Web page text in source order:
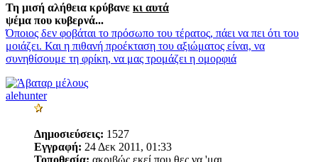
Τη μισή αλήθεια κρύβανε κι αυτά
ψέμα που κυβερνά...
Όποιος δεν φοβάται το πρόσωπο του τέρατος, πάει να πει ότι του
μοιάζει. Και η πιθανή προέκταση του αξιώματος είναι, να
συνηθίσουμε τη φρίκη, να μας τρομάζει η ομορφιά
alehunter
Δημοσιεύσεις: 1527
Εγγραφή: 24 Δεκ 2011, 01:33
Τοποθεσία: ακριβώς εκεί που θες να 'μαι